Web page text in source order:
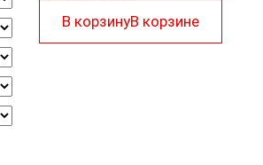
В корзинуВ корзине